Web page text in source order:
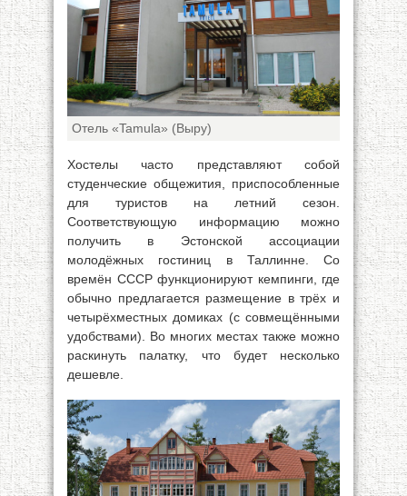
Отель «Tamula» (Выру)
Хостелы часто представляют собой
студенческие общежития, приспособленные
для туристов на летний сезон.
Соответствующую информацию можно
получить в Эстонской ассоциации
молодёжных гостиниц в Таллинне. Со
времён СССР функционируют кемпинги, где
обычно предлагается размещение в трёх и
четырёхместных домиках (с совмещёнными
удобствами). Во многих местах также можно
раскинуть палатку, что будет несколько
дешевле.